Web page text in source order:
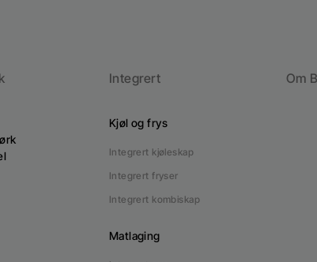
Integrert
Kjøl og frys
Integrert kjøleskap
Integrert fryser
Integrert kombiskap
Matlaging
Om